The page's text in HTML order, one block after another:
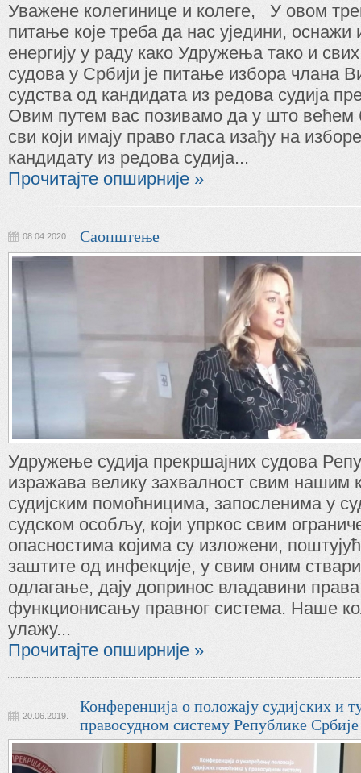
Уважене колегинице и колеге, У овом
питање које треба да нас уједини, оснажи
енергију у раду како Удружења тако и
судова у Србији је питање избора члана
судства од кандидата из редова судија
Овим путем вас позивамо да у што већем
сви који имају право гласа изађу на
кандидату из редова судија...
Прочитајте опширније »
08.04.2020. Саопштење
Удружење судија прекршајних судова
изражава велику захвалност свим нашим
судијским помоћницима, запосленима у
судском особљу, који упркос свим
опасностима којима су изложени,
заштите од инфекције, у свим оним
одлагање, дају допринос владавини
функционисању правног система. Наше
улажу...
Прочитајте опширније »
20.06.2019.
Конференција о положају судијских и
правосудном систему Републике Србије